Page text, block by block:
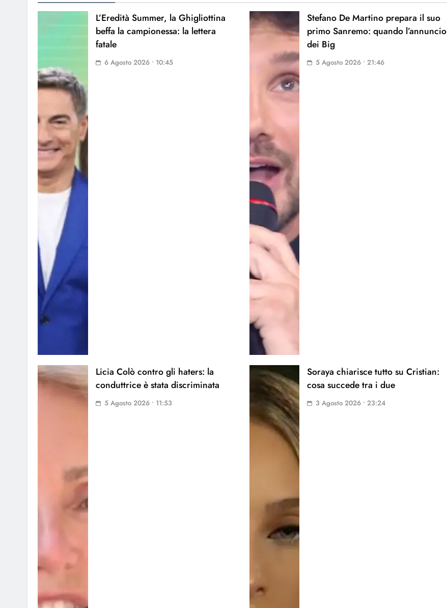
L’Eredità Summer, la Ghigliottina
beffa la campionessa: la lettera
fatale
6 Agosto 2026 • 10:45
Stefano De Martino prepara il suo
primo Sanremo: quando l’annuncio
dei Big
5 Agosto 2026 • 21:46
Licia Colò contro gli haters: la
conduttrice è stata discriminata
5 Agosto 2026 • 11:53
Soraya chiarisce tutto su Cristian:
cosa succede tra i due
3 Agosto 2026 • 23:24